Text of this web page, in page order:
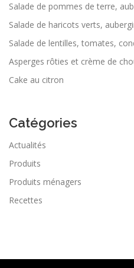
Salade de pommes de terre,
Salade de haricots verts,
Salade de lentilles, tomates,
Asperges rôties et crème de
Cake au citron
Catégories
Actualités
Produits
Produits ménagers
Recettes